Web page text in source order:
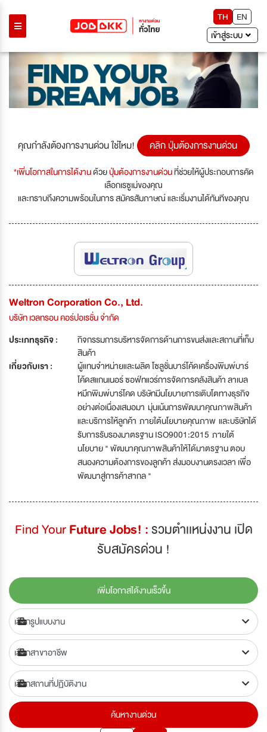
TH
EN
เข้าสู่ระบบ
คุณกำลังต้องการงานด่วน ใช่ไหม! คลิก ปุ่มต้องการงานด่วน
*เพิ่มโอกาสในการได้งานด้วยปุ่มต้องการงานด่วนที่ช่วยให้ผู้ประกอบการคัด
เลือกเรซูเม่ของคุณ
และทราบถึงความพร้อมในการ สมัครสัมภาษณ์ และเริ่มงานได้ทันทีของคุณ
Weltron Corporation Co., Ltd.
บริษัท เวลทรอน คอร์ปอเรชั่น จำกัด
ประเภทธุรกิจ :
กิจกรรมการบริหารจัดการด้านการขนส่งและสถานที่เก็บ
สินค้า
เกี่ยวกับเรา :
ผู้แทนจำหน่ายและผลิต โซลูชั่นบาร์โค้ดเครื่องพิมพ์บาร์
โค้ดสแกนเนอร์ ซอฟ์ทแวร์การจัดการคลังสินค้า ลาเบล
หมึกพิมพ์บาร์โคด บริษัทมีนโยบายการเติบโตทางธุรกิจ
อย่างต่อเนื่องเสมอมา มุ่นเน้นการพัฒนาคุณภาพสินค้า
และบริการให้ลูกค้า ภายใต้นโยบายคุณภาพ และบริษัทได้
รับการรับรองมาตรฐาน ISO9001:2015 ภายใต้
นโยบาย " พัฒนาคุณภาพสินค้าให้ได้มาตรฐาน ตอบ
สนองความต้องการของลูกค้า ส่งมอบงานตรงเวลา เพื่อ
พัฒนาสู่การค้าสากล "
Find YourFuture Jobs! :รวมตำเเหน่งงาน เปิด
รับสมัครด่วน !
เพิ่มโอกาสได้งานเร็วขึ้น
ค้นหางานด่วน